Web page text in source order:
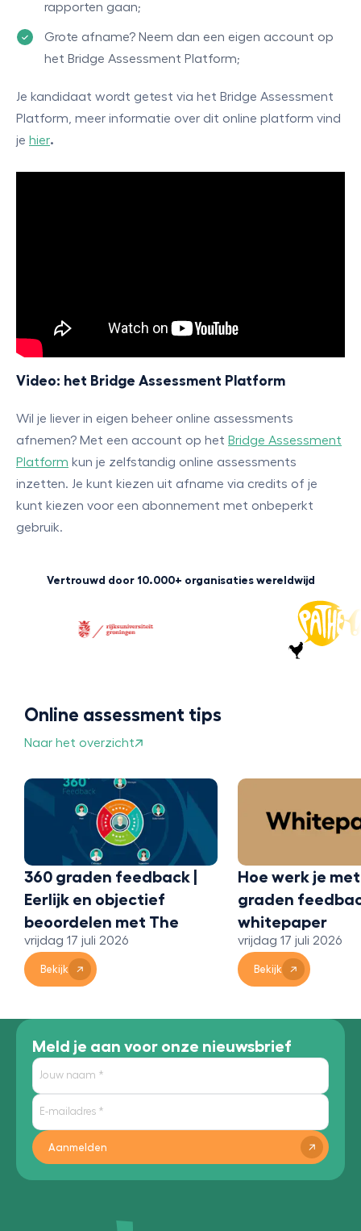
rapporten gaan;
Grote afname? Neem dan een eigen account op
het Bridge Assessment Platform;
Je kandidaat wordt getest via het Bridge Assessment
Platform, meer informatie over dit online platform vind
je hier.
Video: het Bridge Assessment Platform
Wil je liever in eigen beheer online assessments
afnemen? Met een account op het Bridge Assessment
Platform kun je zelfstandig online assessments
inzetten. Je kunt kiezen uit afname via credits of je
kunt kiezen voor een abonnement met onbeperkt
gebruik.
Vertrouwd door 10.000+ organisaties wereldwijd
Online assessment tips
Naar het overzicht
360 graden feedback |
Eerlijk en objectief
beoordelen met The
Bridge 360
vrijdag 17 juli 2026
Bekijk
Hoe werk je
graden
whitepaper
vrijdag 17 juli 2026
Bekijk
Meld je aan voor onze nieuwsbrief
Aanmelden